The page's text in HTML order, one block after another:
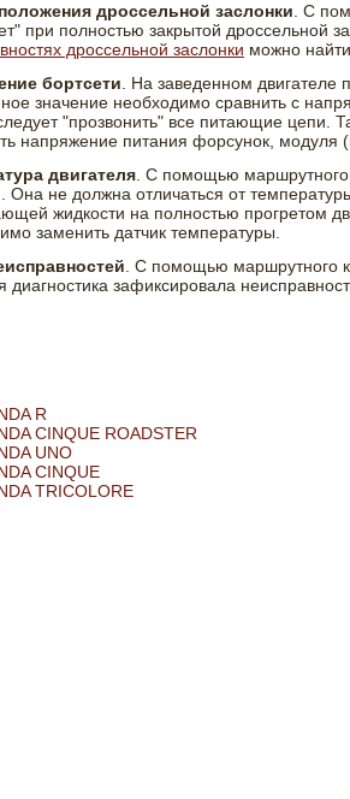
дроссельной заслонки . С
при полностью закрытой дроссельной
дроссельной заслонки можно
бортсети . На заведенном
значение необходимо сравнить с
"прозвонить" все питающие
напряжение питания форсунок, модуля
двигателя . С помощью
Она не должна отличаться от
жидкости на полностью прогретом
заменить датчик температуры.
. С помощью маршрутного
диагностика зафиксировала
R
CINQUE ROADSTER
UNO
CINQUE
TRICOLORE